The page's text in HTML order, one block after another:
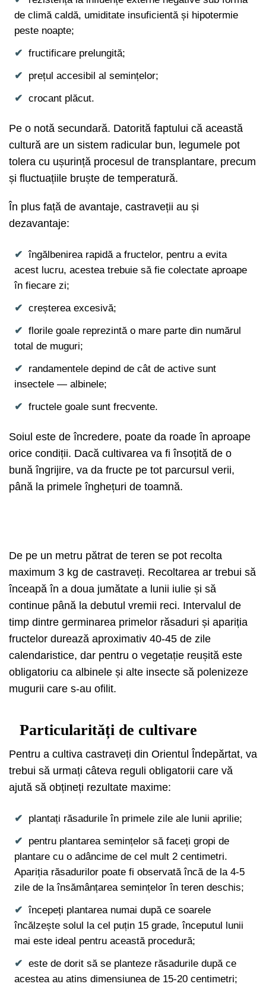
de climă caldă, umiditate insuficientă și hipotermie
peste noapte;
fructificare prelungită;
prețul accesibil al semințelor;
crocant plăcut.
Pe o notă secundară. Datorită faptului că această
cultură are un sistem radicular bun, legumele pot
tolera cu ușurință procesul de transplantare, precum
și fluctuațiile bruște de temperatură.
În plus față de avantaje, castraveții au și
dezavantaje:
îngălbenirea rapidă a fructelor, pentru a evita
acest lucru, acestea trebuie să fie colectate aproape
în fiecare zi;
creșterea excesivă;
florile goale reprezintă o mare parte din numărul
total de muguri;
randamentele depind de cât de active sunt
insectele — albinele;
fructele goale sunt frecvente.
Soiul este de încredere, poate da roade în aproape
orice condiții. Dacă cultivarea va fi însoțită de o
bună îngrijire, va da fructe pe tot parcursul verii,
până la primele înghețuri de toamnă.
De pe un metru pătrat de teren se pot recolta
maximum 3 kg de castraveți. Recoltarea ar trebui să
înceapă în a doua jumătate a lunii iulie și să
continue până la debutul vremii reci. Intervalul de
timp dintre germinarea primelor răsaduri și apariția
fructelor durează aproximativ 40-45 de zile
calendaristice, dar pentru o vegetație reușită este
obligatoriu ca albinele și alte insecte să polenizeze
mugurii care s-au ofilit.
Particularități de cultivare
Pentru a cultiva castraveți din Orientul Îndepărtat, va
trebui să urmați câteva reguli obligatorii care vă
ajută să obțineți rezultate maxime:
plantați răsadurile în primele zile ale lunii aprilie;
pentru plantarea semințelor să faceți gropi de
plantare cu o adâncime de cel mult 2 centimetri.
Apariția răsadurilor poate fi observată încă de la 4-5
zile de la însămânțarea semințelor în teren deschis;
începeți plantarea numai după ce soarele
încălzește solul la cel puțin 15 grade, începutul lunii
mai este ideal pentru această procedură;
este de dorit să se planteze răsadurile după ce
acestea au atins dimensiunea de 15-20 centimetri;